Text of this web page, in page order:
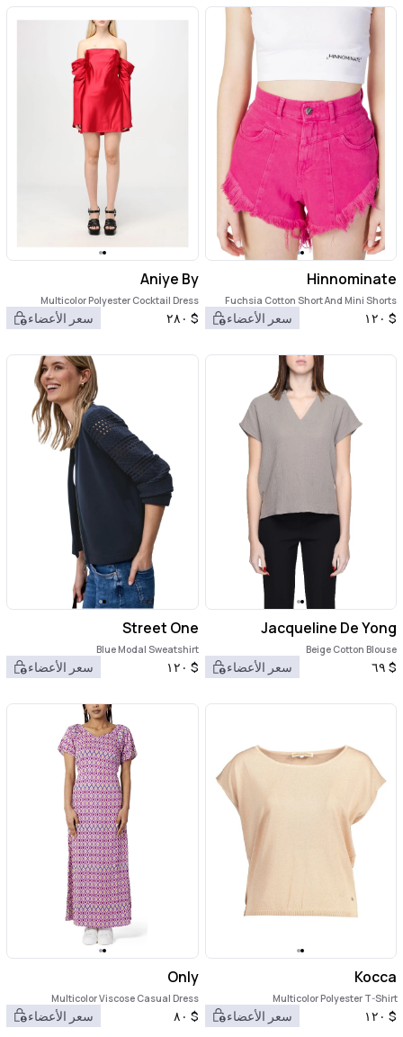
Hinnominate
Fuchsia Cotton Short And Mini Shorts
$ ١٢٠ سعر الأعضاء
Aniye By
Multicolor Polyester Cocktail Dress
$ ٢٨٠ سعر الأعضاء
Jacqueline De Yong
Beige Cotton Blouse
$ ٦٩ سعر الأعضاء
Street One
Blue Modal Sweatshirt
$ ١٢٠ سعر الأعضاء
Kocca
Multicolor Polyester T-Shirt
$ ١٢٠ سعر الأعضاء
Only
Multicolor Viscose Casual Dress
$ ٨٠ سعر الأعضاء